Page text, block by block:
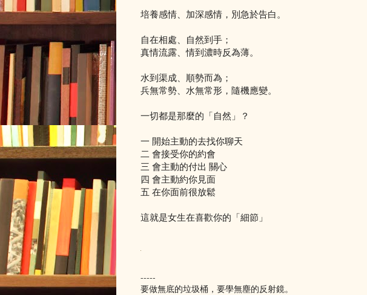
培養感情、加深感情，別急於告白。
自在相處、自然到手；
真情流露、情到濃時反為薄。
水到渠成、順勢而為；
兵無常勢、水無常形，隨機應變。
一切都是那麼的「自然」？
一 開始主動的去找你聊天
二 會接受你的約會
三 會主動的付出 關心
四 會主動約你見面
五 在你面前很放鬆
這就是女生在喜歡你的「細節」
-----
要做無底的垃圾桶，要學無塵的反射鏡。